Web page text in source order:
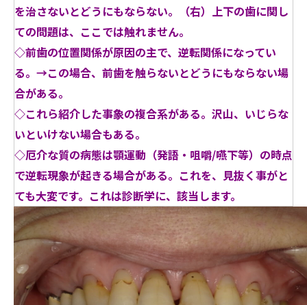
を治さないとどうにもならない。（右）上下の歯に関し
ての問題は、ここでは触れません。
◇前歯の位置関係が原因の主で、逆転関係になってい
る。→この場合、前歯を触らないとどうにもならない場
合がある。
◇これら紹介した事象の複合系がある。沢山、いじらな
いといけない場合もある。
◇厄介な質の病態は顎運動（発語・咀嚼/嚥下等）の時点
で逆転現象が起きる場合がある。これを、見抜く事がと
ても大変です。これは診断学に、該当します。